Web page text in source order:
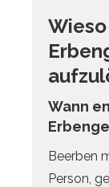
Wann
Beerben
Person,